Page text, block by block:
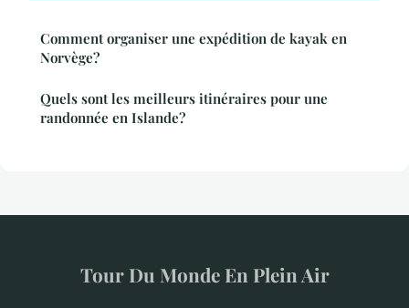
Comment organiser une expédition de kayak en
Norvège?
Quels sont les meilleurs itinéraires pour une
randonnée en Islande?
Tour Du Monde En Plein Air